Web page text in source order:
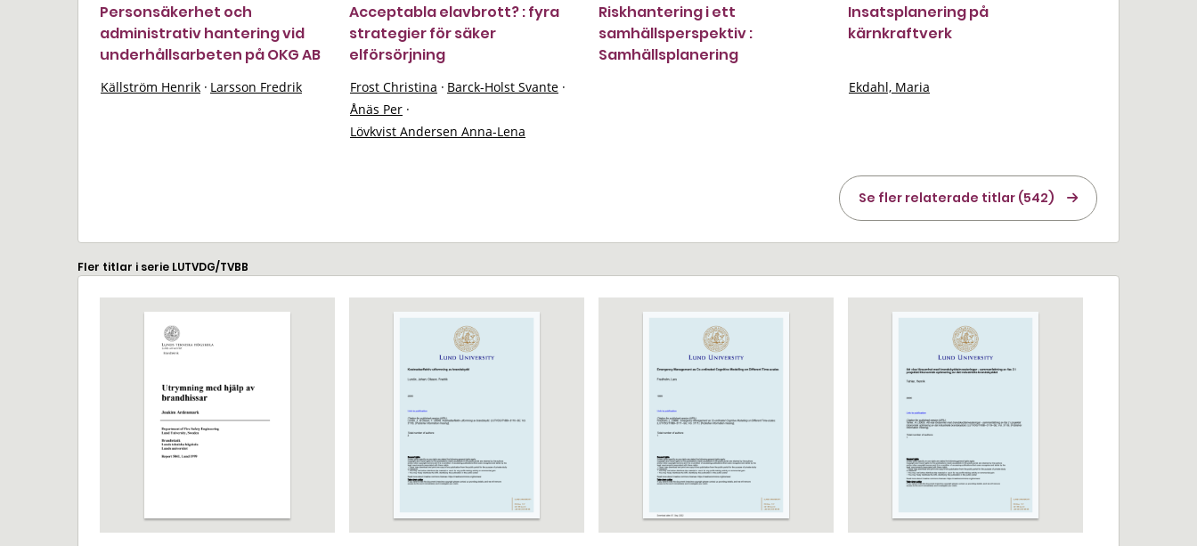
Personsäkerhet och
administrativ hantering vid
underhållsarbeten på OKG AB
Källström Henrik · Larsson Fredrik
Acceptabla elavbrott? : fyra
strategier för säker
elförsörjning
Frost Christina · Barck-Holst Svante ·
Ånäs Per ·
Lövkvist Andersen Anna-Lena
Riskhantering i ett
samhällsperspektiv :
Samhällsplanering
Insatsplanering på
kärnkraftverk
Ekdahl, Maria
Se fler relaterade titlar (542)
Fler titlar i serie LUTVDG/TVBB